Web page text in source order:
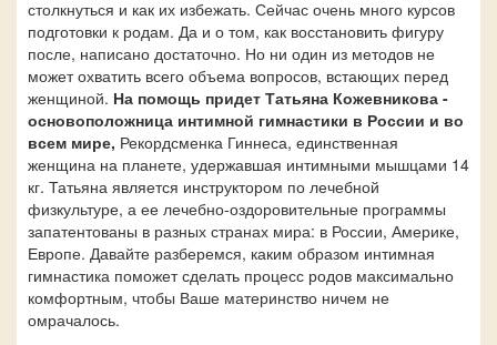
столкнуться и как их избежать. Сейчас очень много курсов
подготовки к родам. Да и о том, как восстановить фигуру
после, написано достаточно. Но ни один из методов не
может охватить всего объема вопросов, встающих перед
женщиной. На помощь придет Татьяна Кожевникова -
основоположница интимной гимнастики в России и во
всем мире, Рекордсменка Гиннеса, единственная
женщина на планете, удержавшая интимными мышцами 14
кг. Татьяна является инструктором по лечебной
физкультуре, а ее лечебно-оздоровительные программы
запатентованы в разных странах мира: в России, Америке,
Европе. Давайте разберемся, каким образом интимная
гимнастика поможет сделать процесс родов максимально
комфортным, чтобы Ваше материнство ничем не
омрачалось.